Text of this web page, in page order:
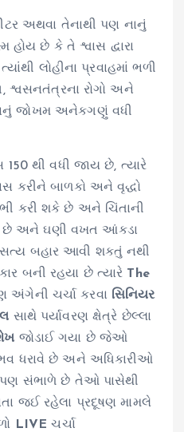
અથવા તેનાથી પણ નાનું
છે કે તે શ્વાસ દ્વારા
લોહીના પ્રવાહમાં ભળી
રોગો અને
જોખમ અનેકગણું વધી
થી વધી જાય છે, ત્યારે
કરીને બાળકો અને વૃદ્ધો
કરી શકે છે અને ચિંતાની
છે અને ઘણી વખત આંકડા
સત્ય બહાર આવી શકતું નથી
બની રહયા છે ત્યારે The
અંગેની ચર્ચા કરવા સિનિયર
સાથે પર્યાવરણ ક્ષેત્રે છેલ્લા
જોડાઈ ગયા છે જેઓ
ધરાવે છે અને અધિકારીઓ
પણ સંભાળે છે તેઓ પાસેથી
જઈ રહેલા પ્રદૂષણ મામલે
LIVE ચર્ચા